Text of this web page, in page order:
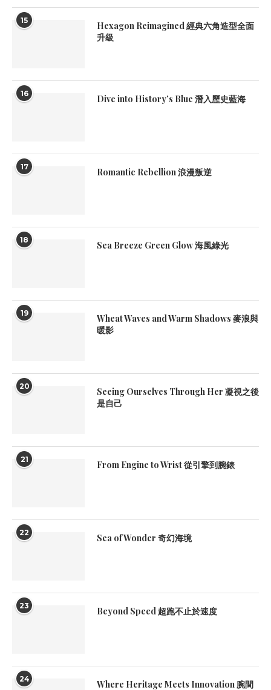
15
Hexagon Reimagined 經典六角造型全面
升級
16 Dive into History’s Blue 潛入歷史藍海
17 Romantic Rebellion 浪漫叛逆
18 Sea Breeze Green Glow 海風綠光
19
Wheat Waves and Warm Shadows 麥浪與
暖影
20
Seeing Ourselves Through Her 凝視之後
是自己
21 From Engine to Wrist 從引擎到腕錶
22 Sea of Wonder 奇幻海境
23 Beyond Speed 超跑不止於速度
24
Where Heritage Meets Innovation 腕間